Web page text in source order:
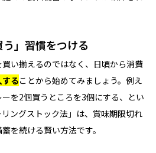
」習慣をつける
い揃えるのではなく、日頃から消費
ることから始めてみましょう。例え
を2個買うところを3個にする、とい
ングストック法」は、賞味期限切れ
を続ける賢い方法です。